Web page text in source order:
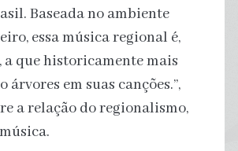
Baseada no ambiente
essa música regional é,
a que historicamente mais
em suas canções.”,
a relação do regionalismo,